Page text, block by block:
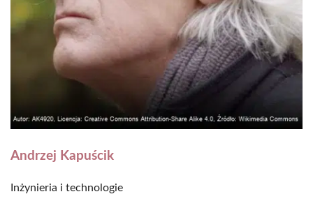
Andrzej Kapuścik
Inżynieria i technologie